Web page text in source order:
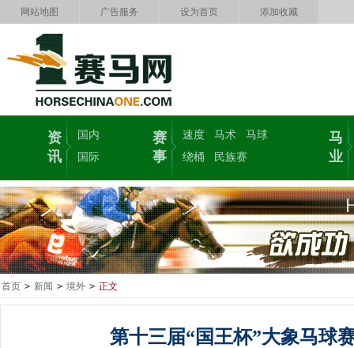
网站地图 广告服务 设为首页 添加收藏
资
讯
国内
国际
赛
事
速度 马术
马球
绕桶
民族赛
马
业
首页 > 新闻 > 境外 > 正文
第十三届“国王杯”大象马球